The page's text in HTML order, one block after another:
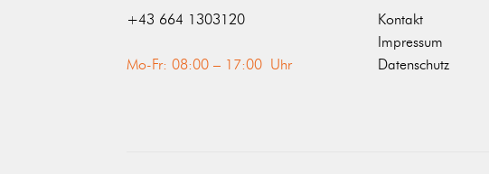
‭+43 664 1303120‬
Mo-Fr: 08:00 – 17:00 Uhr
Kontakt
Impressum
Datenschutz